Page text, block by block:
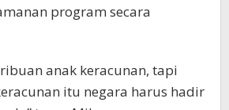
program secara
anak keracunan, tapi
itu negara harus hadir